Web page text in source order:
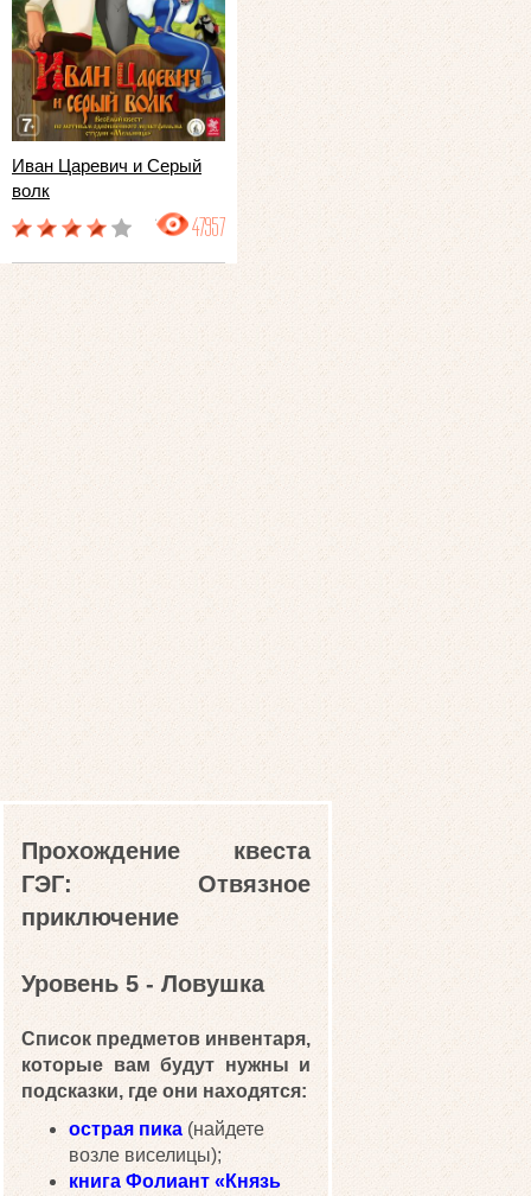
Иван Царевич и Серый
волк
47957
Прохождение квеста
ГЭГ: Отвязное
приключение
Уровень 5 - Ловушка
Список предметов инвентаря,
которые вам будут нужны и
подсказки, где они находятся:
острая пика (найдете
возле виселицы);
книга Фолиант «Князь